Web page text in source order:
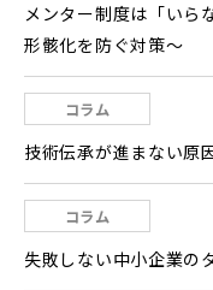
メンター制度は「いら
形骸化を防ぐ対策～
コラム
技術伝承が進まない原
コラム
失敗しない中小企業の